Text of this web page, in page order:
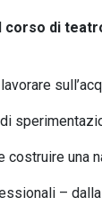
corso di
costruire una
–